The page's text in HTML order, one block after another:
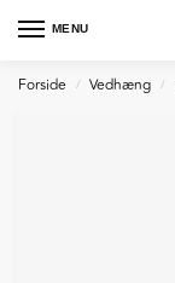
MENU
Forside / Vedhæng /